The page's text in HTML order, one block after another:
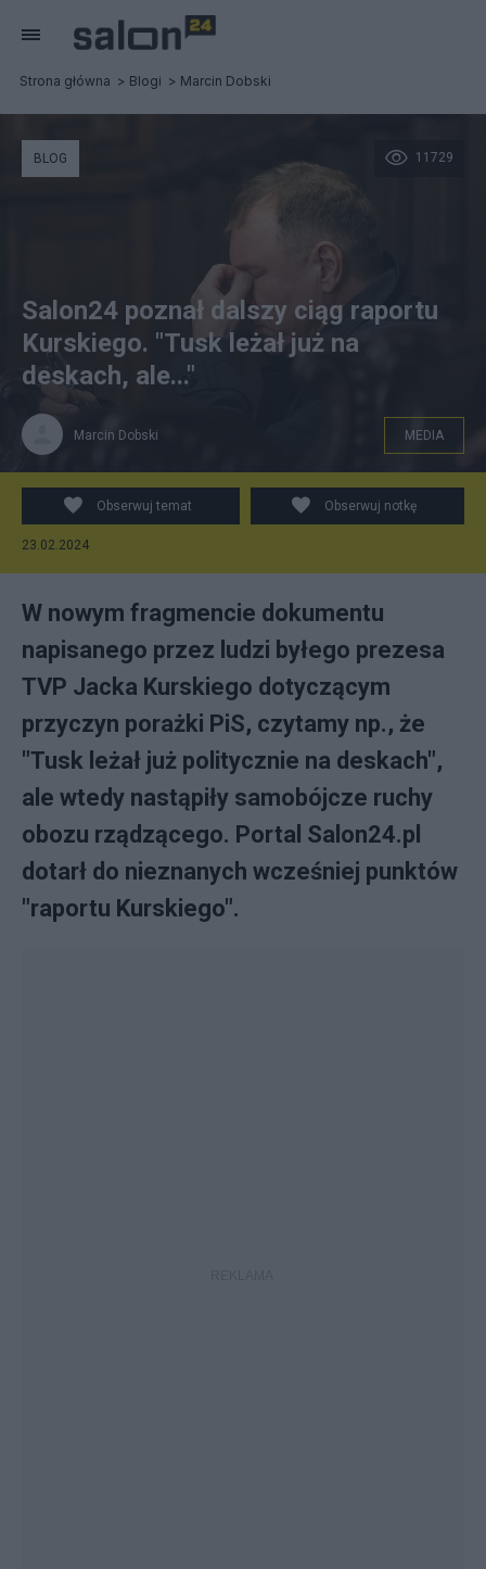
Strona główna Blogi Marcin Dobski
fot. PAP
11729
BLOG
Salon24 poznał dalszy ciąg raportu
Kurskiego. "Tusk leżał już na
deskach, ale..."
Marcin Dobski MEDIA
Obserwuj temat Obserwuj notkę
23.02.2024
W nowym fragmencie dokumentu
napisanego przez ludzi byłego prezesa
TVP Jacka Kurskiego dotyczącym
przyczyn porażki PiS, czytamy np., że
"Tusk leżał już politycznie na deskach",
ale wtedy nastąpiły samobójcze ruchy
obozu rządzącego. Portal Salon24.pl
dotarł do nieznanych wcześniej punktów
"raportu Kurskiego".